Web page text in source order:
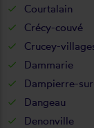
Courtalain
Crécy-couvé
Crucey-
Dammarie
Dampierre-
Dangeau
Denonville